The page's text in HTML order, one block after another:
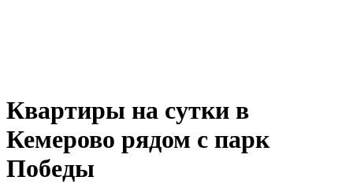
Квартиры на сутки в
Кемерово рядом с парк
Победы